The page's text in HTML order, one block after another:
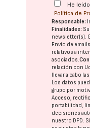
He
Política de
Responsable:
Finalidades:
newsletter(s).
Envío de
relativos a
asociados.
relación con
llevar a cabo
Los datos
grupo por
Acceso,
portabilidad,
decisiones
nuestro DPD.